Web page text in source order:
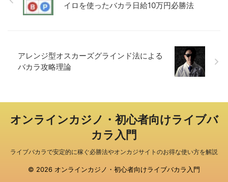
イロを使ったバカラ日給10万円必勝法
アレンジ型オスカーズグラインド法による
バカラ攻略理論
オンラインカジノ・初心者向けライブバ
カラ入門
ライブバカラで安定的に稼ぐ必勝法やオンカジサイトのお得な使い方を解説
© 2026 オンラインカジノ・初心者向けライブバカラ入門